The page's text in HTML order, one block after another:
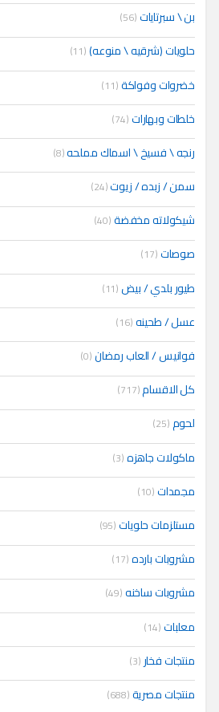
بن \ سبرتايات(56)
حلويات (شرقيه \ منوعه)(11)
خضروات وفواكة(11)
خلطات وبهارات(74)
رنجه \ فسيخ \ اسماك مملحه(8)
سمن / زبده / زيوت(24)
شيكولاته مخفضة(40)
صوصات(17)
طيور بلدي / بيض(11)
عسل / طحينه(16)
فوانيس / العاب رمضان(0)
كل الاقسام(717)
لحوم(25)
ماكولات جاهزه(3)
مجمدات(10)
مستلزمات حلويات(95)
مشروبات بارده(17)
مشروبات ساخنه(49)
معلبات(14)
منتجات فخار (3)
منتجات مصرية(688)